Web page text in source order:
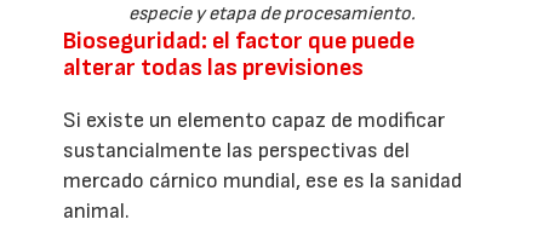
especie y etapa de procesamiento.
Bioseguridad: el factor que puede
alterar todas las previsiones
Si existe un elemento capaz de modificar
sustancialmente las perspectivas del
mercado cárnico mundial, ese es la sanidad
animal.